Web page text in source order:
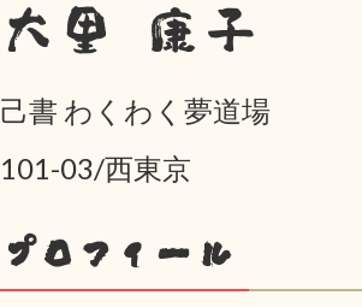
大里 康子
己書 わくわく夢道場
101-03/西東京
プロフィール